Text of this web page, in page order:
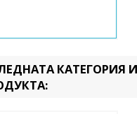
КАТЕГОРИЯ